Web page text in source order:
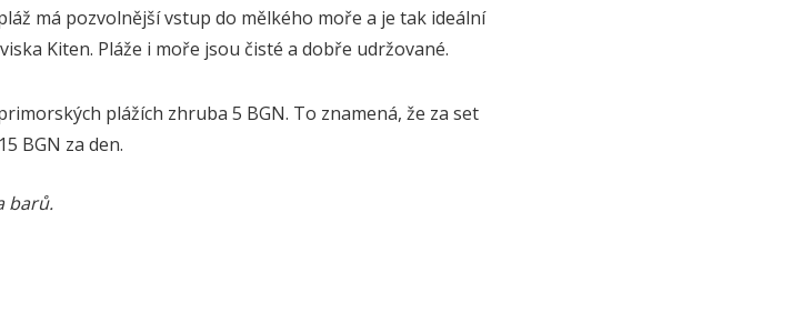
má pozvolnější vstup do mělkého moře a je tak ideální
Kiten. Pláže i moře jsou čisté a dobře udržované.
plážích zhruba 5 BGN. To znamená, že za set
BGN za den.
barů.